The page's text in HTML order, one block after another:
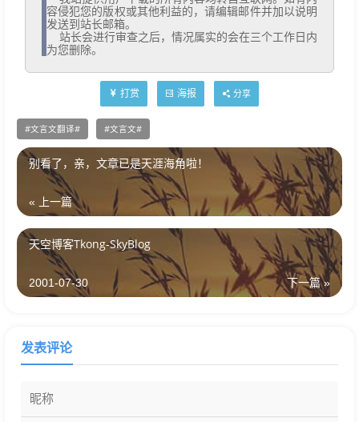
容侵犯您的版权或其他利益的，请编辑邮件并加以说明
发送到站长邮箱。
为您删除。
打赏 海报 分享
文言文翻译 文言文
别看了，亲，文章已是天涯海角啦！
« 上一篇
天空博客Tkong-SkyBlog
下一篇 »
2001-07-30
发表评论